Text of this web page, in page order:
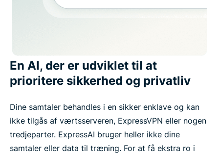
En AI, der er udviklet til at
prioritere sikkerhed og privatliv
Dine samtaler behandles i en sikker enklave og kan
ikke tilgås af værtsserveren, ExpressVPN eller nogen
tredjeparter. ExpressAI bruger heller ikke dine
samtaler eller data til træning. For at få ekstra ro i